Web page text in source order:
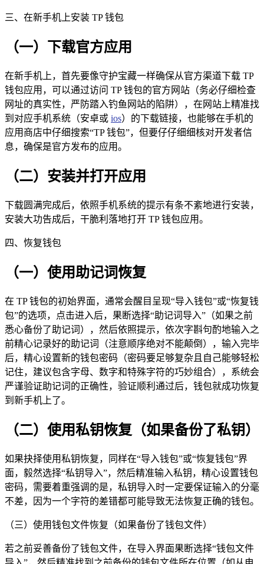
三、在新手机上安装 TP 钱包
（一）下载官方应用
在新手机上，首先要像守护宝藏一样确保从官方渠道下载 TP
钱包应用，可以通过访问 TP 钱包的官方网站（务必仔细检查
网址的真实性，严防踏入钓鱼网站的陷阱），在网站上精准找
到对应手机系统（安卓或 ios）的下载链接，也能够在手机的
应用商店中仔细搜索“TP 钱包”，但要仔仔细细核对开发者信
息，确保是官方发布的应用。
（二）安装并打开应用
下载圆满完成后，依照手机系统的提示有条不紊地进行安装，
安装大功告成后，干脆利落地打开 TP 钱包应用。
四、恢复钱包
（一）使用助记词恢复
在 TP 钱包的初始界面，通常会醒目呈现“导入钱包”或“恢复钱
包”的选项，点击进入后，果断选择“助记词导入”（如果之前
悉心备份了助记词），然后依照提示，依次字斟句酌地输入之
前精心记录好的助记词（注意顺序绝对不能颠倒），输入完毕
后，精心设置新的钱包密码（密码要足够复杂且自己能够轻松
记住，建议包含字母、数字和特殊字符的巧妙组合），系统会
严谨验证助记词的正确性，验证顺利通过后，钱包就成功恢复
到新手机上了。
（二）使用私钥恢复（如果备份了私钥）
如果抉择使用私钥恢复，同样在“导入钱包”或“恢复钱包”界
面，毅然选择“私钥导入”，然后精准输入私钥，精心设置钱包
密码，需要着重强调的是，私钥导入时一定要保证输入的分毫
不差，因为一个字符的差错都可能导致无法恢复正确的钱包。
（三）使用钱包文件恢复（如果备份了钱包文件）
若之前妥善备份了钱包文件，在导入界面果断选择“钱包文件